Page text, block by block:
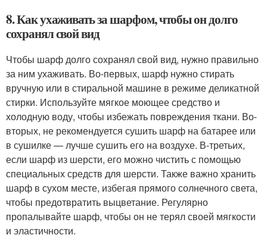
8. Как ухаживать за шарфом, чтобы он долго
сохранял свой вид
Чтобы шарф долго сохранял свой вид, нужно правильно
за ним ухаживать. Во-первых, шарф нужно стирать
вручную или в стиральной машине в режиме деликатной
стирки. Используйте мягкое моющее средство и
холодную воду, чтобы избежать повреждения ткани. Во-
вторых, не рекомендуется сушить шарф на батарее или
в сушилке — лучше сушить его на воздухе. В-третьих,
если шарф из шерсти, его можно чистить с помощью
специальных средств для шерсти. Также важно хранить
шарф в сухом месте, избегая прямого солнечного света,
чтобы предотвратить выцветание. Регулярно
пропалывайте шарф, чтобы он не терял своей мягкости
и эластичности.